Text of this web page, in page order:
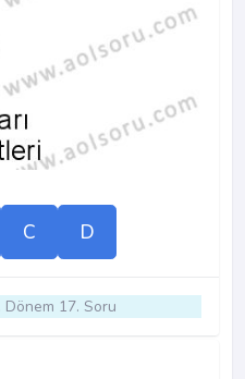
C D
Dönem 17. Soru